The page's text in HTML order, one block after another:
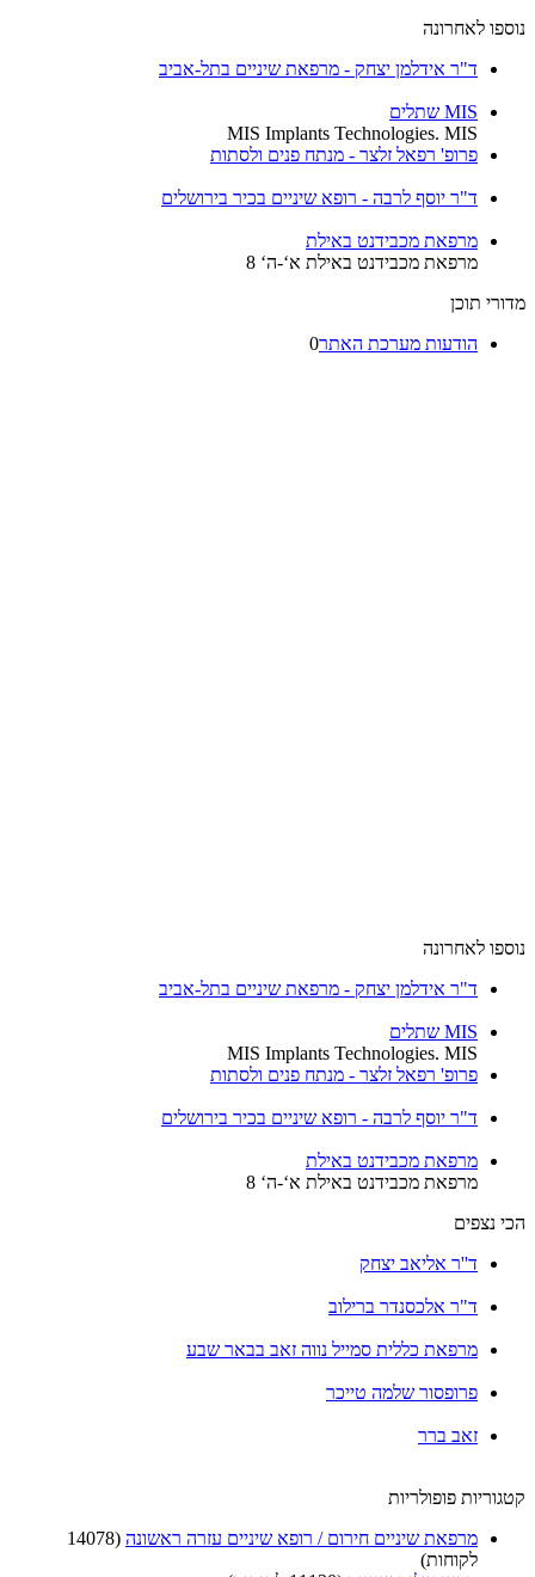
נוספו לאחרונה
ד"ר אידלמן יצחק - מרפאת שיניים בתל-אביב
MIS שתלים
MIS Implants Technologies. MIS
פרופ' רפאל זלצר - מנתח פנים ולסתות
ד"ר יוסף לרבה - רופא שיניים בכיר בירושלים
מרפאת מכבידנט באילת
מרפאת מכבידנט באילת א‘-ה‘ 8
מדורי תוכן
הודעות מערכת האתר0
נוספו לאחרונה
ד"ר אידלמן יצחק - מרפאת שיניים בתל-אביב
MIS שתלים
MIS Implants Technologies. MIS
פרופ' רפאל זלצר - מנתח פנים ולסתות
ד"ר יוסף לרבה - רופא שיניים בכיר בירושלים
מרפאת מכבידנט באילת
מרפאת מכבידנט באילת א‘-ה‘ 8
הכי נצפים
ד''ר אליאב יצחק
ד"ר אלכסנדר ברילוב
מרפאת כללית סמייל נווה זאב בבאר שבע
פרופסור שלמה טייכר
זאב ברר
קטגוריות פופולריות
מרפאת שיניים חירום / רופא שיניים עזרה ראשונה (14078
לקוחות)